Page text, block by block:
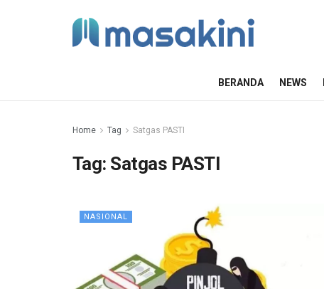
BERANDA NEWS
Home Tag Satgas PASTI
Tag: Satgas PASTI
NASIONAL